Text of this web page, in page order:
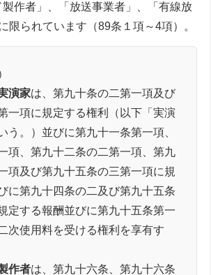
作者」、「放送事業者」、「有線放
限られています（89条１項～4項）。
演家は、第九十条の二第一項及び
一項に規定する権利（以下「実演
う。）並びに第九十一条第一項、
項、第九十二条の二第一項、第九
項及び第九十五条の三第一項に規
に第九十四条の二及び第九十五条
定する報酬並びに第九十五条第一
次使用料を受ける権利を享有す
作者は、第九十六条、第九十六条